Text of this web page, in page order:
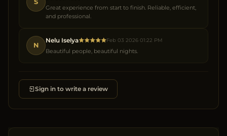
S
Great experience from start to finish. Reliable, efficient,
and professional.
N
Nelu Iselya Feb 03 2026 01:22 PM
Beautiful people, beautiful nights.
Sign in to write a review